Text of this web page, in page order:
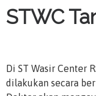
STWC
Di ST Wasir Center
dilakukan secara